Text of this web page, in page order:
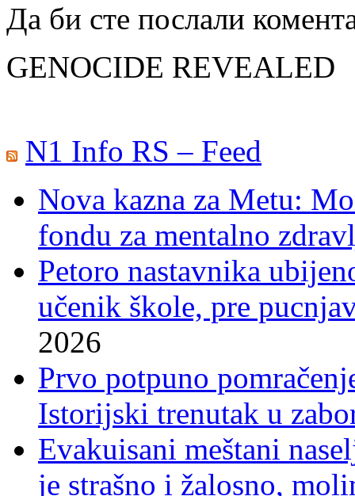
Да би сте послали
GENOCIDE REVEALED
N1 Info RS – Feed
Nova kazna za Metu:
fondu za mentalno
Petoro nastavnika
učenik škole, pre
2026
Prvo potpuno
Istorijski trenutak u
Evakuisani meštani
je strašno i žalosno,